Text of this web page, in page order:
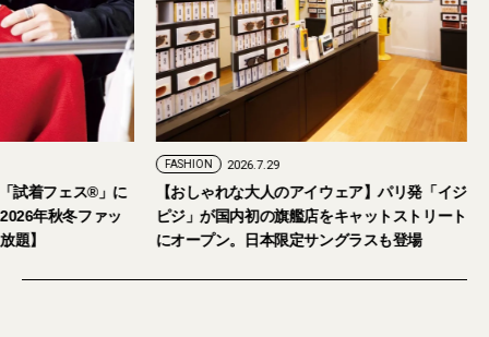
試着フェス®︎」に
年秋冬ファッ
題】
FASHION 2026.7.29
【おしゃれな大人のアイウェア】パリ発「イジ
ピジ」が国内初の旗艦店をキャットストリート
にオープン。日本限定サングラスも登場